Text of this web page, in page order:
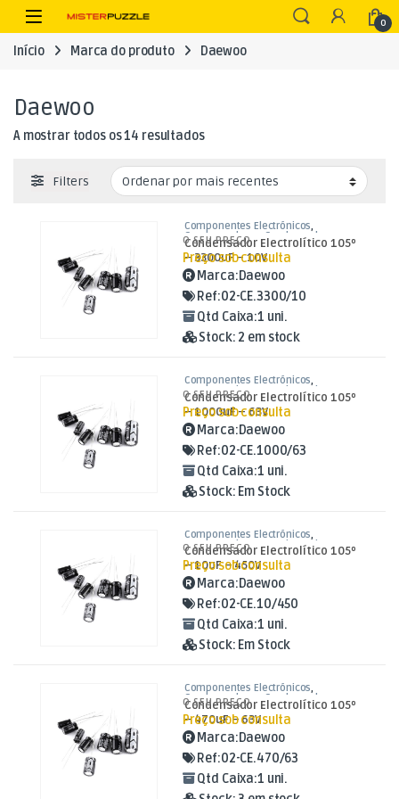
Skip to navigation
Skip to content
Open 0
Início Marca do produto Daewoo
Daewoo
A mostrar todos os 14 resultadosOrdenado por mais recentes
Filters
Componentes Electrónicos,
Condensadores
Condensadores
Electrolíticos
Condensador Electrolítico 105º
– 3300uF – 10V
O SEU PREÇO
Preço sob consulta
Marca:Daewoo
Ref:02-CE.3300/10
Qtd Caixa:1 uni.
Stock: 2 em stock
Componentes Electrónicos,
Condensadores
Condensadores
Electrolíticos
Condensador Electrolítico 105º
– 1000uF – 63V
O SEU PREÇO
Preço sob consulta
Marca:Daewoo
Ref:02-CE.1000/63
Qtd Caixa:1 uni.
Stock: Em Stock
Componentes Electrónicos,
Condensadores
,Condensadores
Electrolíticos
Condensador Electrolítico 105º
– 10uF – 450V
O SEU PREÇO
Preço sob consulta
Marca:Daewoo
Ref:02-CE.10/450
Qtd Caixa:1 uni.
Stock: Em Stock
Componentes Electrónicos,
Condensadores
Condensadores
Electrolíticos
Condensador Electrolítico 105º
– 470uF – 63V
O SEU PREÇO
Preço sob consulta
Marca:Daewoo
Ref:02-CE.470/63
Qtd Caixa:1 uni.